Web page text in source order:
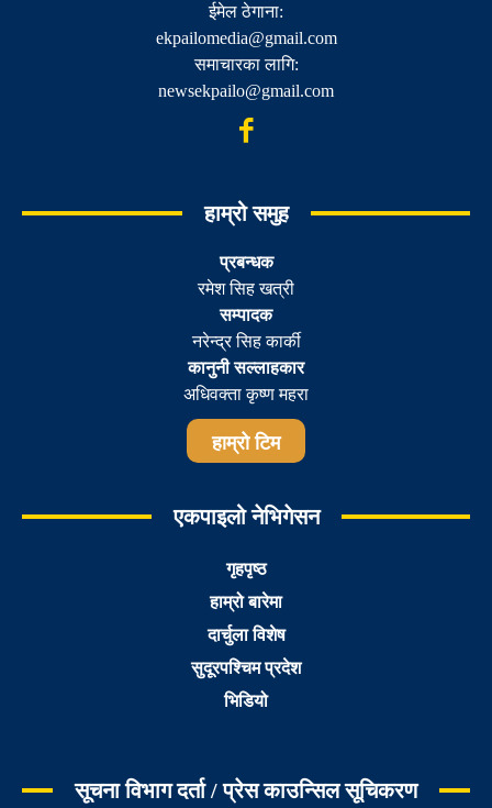
ईमेल ठेगाना:
ekpailomedia@gmail.com
समाचारका लागि:
newsekpailo@gmail.com
हाम्रो समुह
प्रबन्धक
रमेश सिह खत्री
सम्पादक
नरेन्द्र सिह कार्की
कानुनी सल्लाहकार
अधिवक्ता कृष्ण महरा
हाम्रो टिम
एकपाइलो नेभिगेसन
गृहपृष्ठ
हाम्रो बारेमा
दार्चुला विशेष
सुदूरपश्चिम प्रदेश
भिडियो
सूचना विभाग दर्ता / प्रेस काउन्सिल सूचिकरण